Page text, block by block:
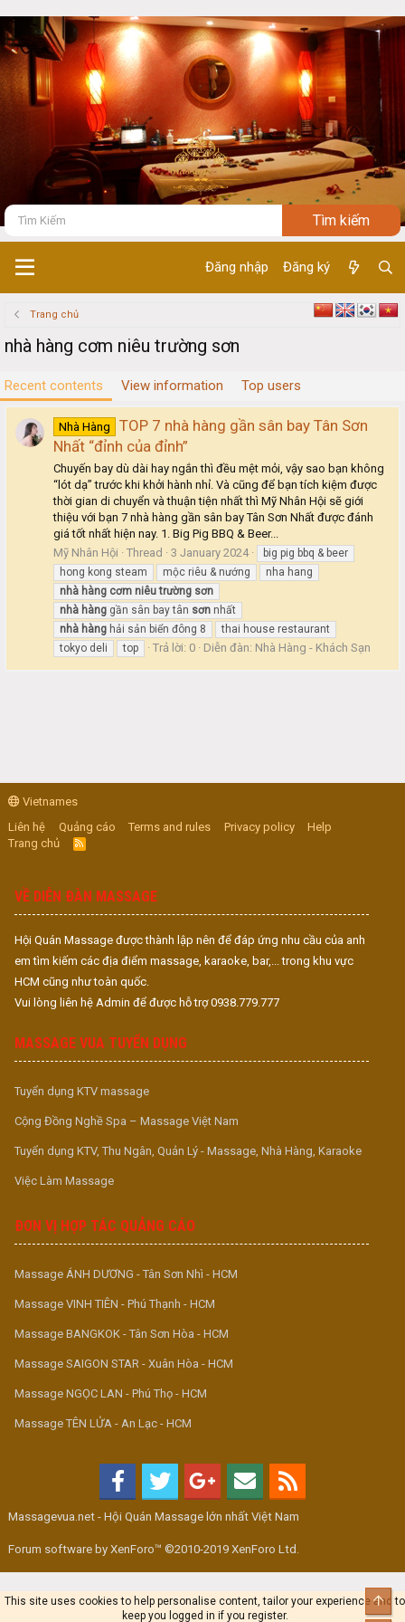
Đăng nhập Đăng ký
Trang chủ
nhà hàng cơm niêu trường sơn
Recent contents View information Top users
Nhà Hàng
TOP 7 nhà hàng gần sân bay Tân Sơn
Nhất “đỉnh của đỉnh”
Chuyến bay dù dài hay ngắn thì đều mệt mỏi, vậy sao bạn không
“lót dạ” trước khi khởi hành nhỉ. Và cũng để bạn tích kiệm được
thời gian di chuyển và thuận tiện nhất thì Mỹ Nhân Hội sẽ giới
thiệu với bạn 7 nhà hàng gần sân bay Tân Sơn Nhất được đánh
giá tốt nhất hiện nay. 1. Big Pig BBQ & Beer...
Mỹ Nhân Hội
Thread 3 January 2024
big pig bbq & beer
hong kong steam
mộc riêu & nướng
nha hang
nhà hàng cơm niêu trường sơn
nhà hàng gần sân bay tân sơn nhất
nhà hàng hải sản biển đông 8
thai house restaurant
tokyo deli
top Trả lời: 0 Diễn đàn: Nhà Hàng - Khách Sạn
Vietnames
Liên hệ
Quảng cáo Terms and rules Privacy policy
Help
Trang chủ
R
S
VỀ DIỄN ĐÀN MASSAGE
Hội Quán Massage được thành lập nên để đáp ứng nhu cầu của anh
em tìm kiếm các địa điểm massage, karaoke, bar,... trong khu vực
HCM cũng như toàn quốc.
Vui lòng liên hệ Admin để được hỗ trợ 0938.779.777
MASSAGE VUA TUYỂN DỤNG
Tuyển dụng KTV massage
Cộng Đồng Nghề Spa – Massage Việt Nam
Tuyển dụng KTV, Thu Ngân, Quản Lý - Massage, Nhà Hàng, Karaoke
Việc Làm Massage
ĐƠN VỊ HỢP TÁC QUẢNG CÁO
Massage ÁNH DƯƠNG - Tân Sơn Nhì - HCM
Massage VINH TIÊN - Phú Thạnh - HCM
Massage BANGKOK - Tân Sơn Hòa - HCM
Massage SAIGON STAR - Xuân Hòa - HCM
Massage NGỌC LAN - Phú Thọ - HCM
Massage TÊN LỬA - An Lạc - HCM
Massagevua.net - Hội Quán Massage lớn nhất Việt Nam
Forum software by XenForo™ ©2010-2019 XenForo Ltd.
This site uses cookies to help personalise content, tailor your experience and to
keep you logged in if you register.
Top